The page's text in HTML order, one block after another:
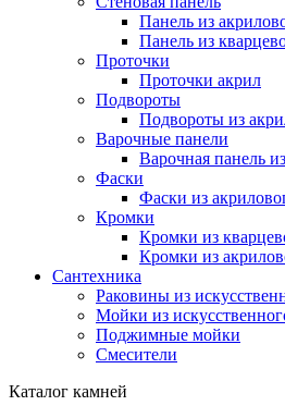
Панель из
Панель из
Проточки
Проточки акрил
Подвороты
Подвороты из
Варочные панели
Варочная панель
Фаски
Фаски из
Кромки
Кромки из
Кромки из
Сантехника
Раковины из
Мойки из
Поджимные мойки
Смесители
Каталог камней